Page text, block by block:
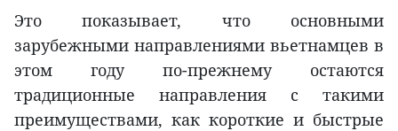
Это показывает, что основными
зарубежными направлениями вьетнамцев в
этом году по-прежнему остаются
традиционные направления с такими
преимуществами, как короткие и быстрые